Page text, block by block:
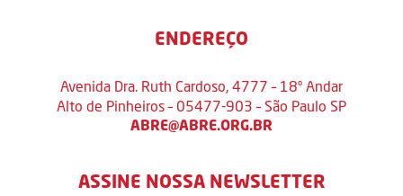
ENDEREÇO
Avenida Dra. Ruth Cardoso, 4777 – 18º Andar
Alto de Pinheiros – 05477-903 – São Paulo SP
ABRE@ABRE.ORG.BR
ASSINE NOSSA NEWSLETTER